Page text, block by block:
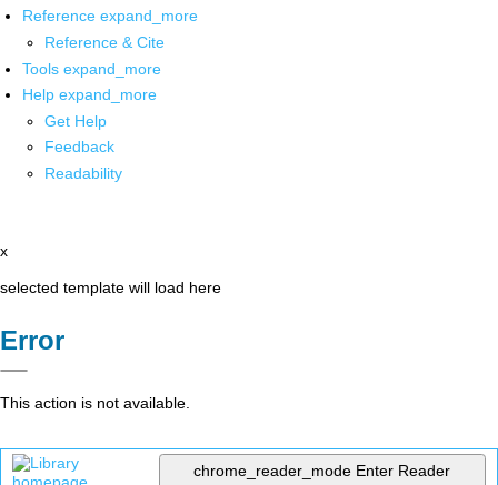
Reference expand_more
Reference & Cite
Tools expand_more
Help expand_more
Get Help
Feedback
Readability
x
selected template will load here
Error
This action is not available.
chrome_reader_mode Enter Reader